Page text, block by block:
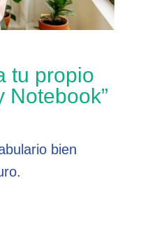
tu propio
Notebook”
bien